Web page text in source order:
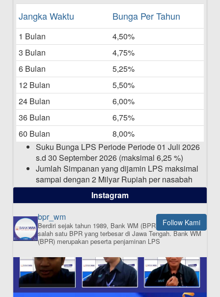
Daftar Pemenang Undian TAMASHA
Laporan Keuangan Berkelanjutan
06-05-2025
Daftar Pemenang Undian TAMASHA
Bulan April 2025
15-04-2025
Pengumuman Nama Baru Perusahaan
Jangka Waktu Bunga Per Tahun
1 Bulan
4,50%
3 Bulan
4,75%
6 Bulan
5,25%
12 Bulan
5,50%
24 Bulan
6,00%
36 Bulan
6,75%
60 Bulan
8,00%
Suku Bunga LPS Periode Periode 01 Juli 2026
s.d 30 September 2026 (maksimal 6,25 %)
Jumlah Simpanan yang dijamin LPS maksimal
sampai dengan 2 Milyar Rupiah per nasabah
dalam satu bank
ISI APLIKASI SEKARANG
Instagram
Follow Kami
bpr_wm
Berdiri sejak tahun 1989, Bank WM (BPR) merupakan
salah satu BPR yang terbesar di Jawa Tengah.Bank WM
(BPR) merupakan peserta penjaminan LPS